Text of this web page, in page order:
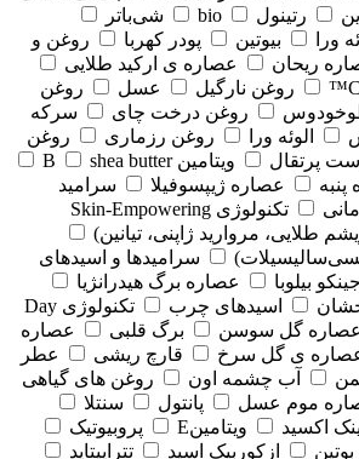
رتینول bio
شی‌باتر
ورا بیوتین پودر کهربا
روغن و
ریحان
عصاره ی ارکید طلایی
روغن نارگیل عسل
روغن
روغن درخت چای
سرکه
الوئه ورا روغن رزماری
روغن
پرتقال ویتامین Bshea butter
عصاره ژیپسوفیلا
سرامید
تکنولوژی Skin-Empowering
سرامیدها و اسیدهای
بیلوبا
عصاره برگ هیدرانژیا
اسیدهای چرب
تکنولوژی Day
عصاره گل سوسن برگ قلبی
عصاره
ی گل سرخ قارچ ریشی
عطر
آب چشمه اون
روغن های گیاهی
موم عسل پانتول
سنتلا
اکسید ویتامینE
پروبیوتیک
ازکوربیک اسید تتراپپتاید